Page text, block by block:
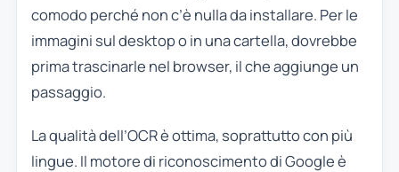
comodo perché non c’è nulla da installare. Per le
immagini sul desktop o in una cartella, dovrebbe
prima trascinarle nel browser, il che aggiunge un
passaggio.
La qualità dell’OCR è ottima, soprattutto con più
lingue. Il motore di riconoscimento di Google è